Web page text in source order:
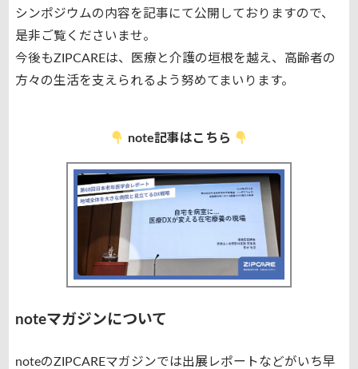
シンポジウムの内容を記事にて公開しておりますので、
是非ご覧くださいませ。
今後もZIPCAREは、医療と介護の垣根を越え、高齢者の
方々の生活を支えられるよう努めてまいります。
note記事はこちら
noteマガジンについて
noteのZIPCAREマガジンでは出展レポートなどがいち早